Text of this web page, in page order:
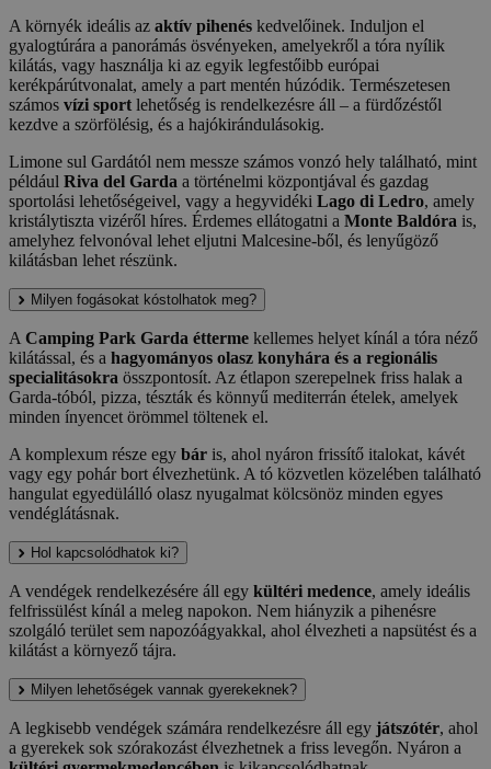
A környék ideális az aktív pihenés kedvelőinek. Induljon el
gyalogtúrára a panorámás ösvényeken, amelyekről a tóra nyílik
kilátás, vagy használja ki az egyik legfestőibb európai
kerékpárútvonalat, amely a part mentén húzódik. Természetesen
számos vízi sport lehetőség is rendelkezésre áll – a fürdőzéstől
kezdve a szörfölésig, és a hajókirándulásokig.
Limone sul Gardától nem messze számos vonzó hely található, mint
például Riva del Garda a történelmi központjával és gazdag
sportolási lehetőségeivel, vagy a hegyvidéki Lago di Ledro, amely
kristálytiszta vizéről híres. Érdemes ellátogatni a Monte Baldóra is,
amelyhez felvonóval lehet eljutni Malcesine-ből, és lenyűgöző
kilátásban lehet részünk.
Milyen fogásokat kóstolhatok meg?
A Camping Park Garda étterme kellemes helyet kínál a tóra néző
kilátással, és a hagyományos olasz konyhára és a regionális
specialitásokra összpontosít. Az étlapon szerepelnek friss halak a
Garda-tóból, pizza, tészták és könnyű mediterrán ételek, amelyek
minden ínyencet örömmel töltenek el.
A komplexum része egy bár is, ahol nyáron frissítő italokat, kávét
vagy egy pohár bort élvezhetünk. A tó közvetlen közelében található
hangulat egyedülálló olasz nyugalmat kölcsönöz minden egyes
vendéglátásnak.
Hol kapcsolódhatok ki?
A vendégek rendelkezésére áll egy kültéri medence, amely ideális
felfrissülést kínál a meleg napokon. Nem hiányzik a pihenésre
szolgáló terület sem napozóágyakkal, ahol élvezheti a napsütést és a
kilátást a környező tájra.
Milyen lehetőségek vannak gyerekeknek?
A legkisebb vendégek számára rendelkezésre áll egy játszótér, ahol
a gyerekek sok szórakozást élvezhetnek a friss levegőn. Nyáron a